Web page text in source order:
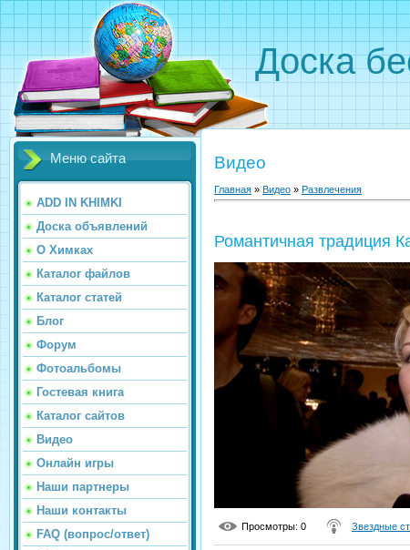
Доска
Меню сайта
ADD IN KHIMKI
Доска объявлений
О Химках
Каталог файлов
Каталог статей
Блог
Форум
Фотоальбомы
Гостевая книга
Каталог сайтов
Видео
Онлайн игры
Наши партнеры
Наши контакты
FAQ (вопрос/ответ)
Видео
Главная » Видео » Развлечения
Романтичная традиция
Просмотры: 0 Звездные